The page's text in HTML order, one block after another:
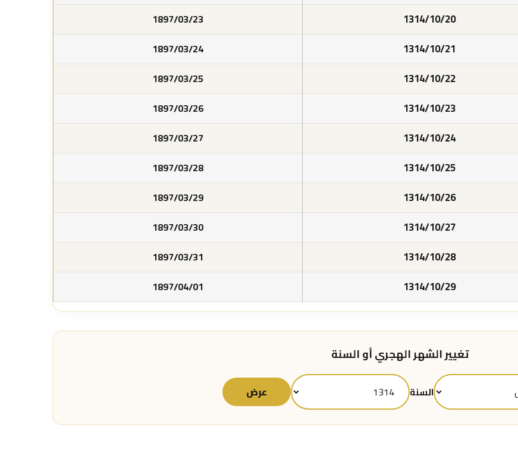
1314/10/20
1897/03/23
1314/10/21
1897/03/24
1314/10/22
1897/03/25
1314/10/23
1897/03/26
1314/10/24
1897/03/27
1314/10/25
1897/03/28
1314/10/26
1897/03/29
1314/10/27
1897/03/30
1314/10/28
1897/03/31
1314/10/29
1897/04/01
تغيير الشهر الهجري أو السنة
السنة عرض